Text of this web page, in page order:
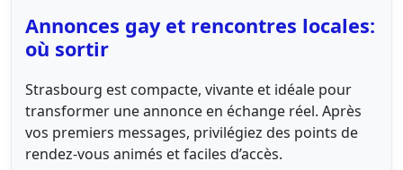
Annonces gay et rencontres locales:
où sortir
Strasbourg est compacte, vivante et idéale pour
transformer une annonce en échange réel. Après
vos premiers messages, privilégiez des points de
rendez-vous animés et faciles d’accès.